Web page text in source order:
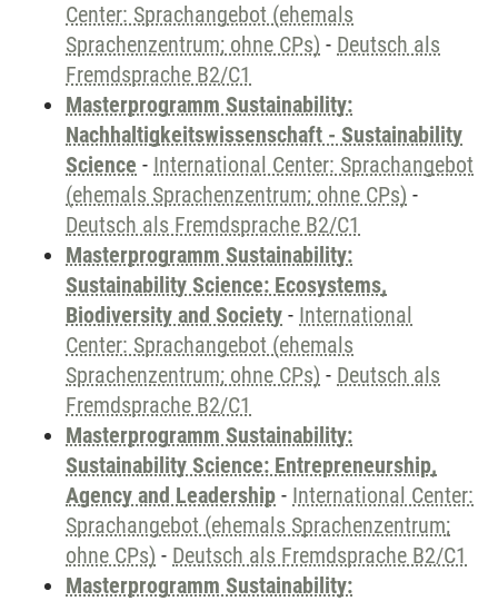
Center: Sprachangebot (ehemals
Sprachenzentrum; ohne CPs) - Deutsch als
Fremdsprache B2/C1
Masterprogramm Sustainability:
Nachhaltigkeitswissenschaft - Sustainability
Science - International Center: Sprachangebot
(ehemals Sprachenzentrum; ohne CPs) -
Deutsch als Fremdsprache B2/C1
Masterprogramm Sustainability:
Sustainability Science: Ecosystems,
Biodiversity and Society - International
Center: Sprachangebot (ehemals
Sprachenzentrum; ohne CPs) - Deutsch als
Fremdsprache B2/C1
Masterprogramm Sustainability:
Sustainability Science: Entrepreneurship,
Agency and Leadership - International Center:
Sprachangebot (ehemals Sprachenzentrum;
ohne CPs) - Deutsch als Fremdsprache B2/C1
Masterprogramm Sustainability: